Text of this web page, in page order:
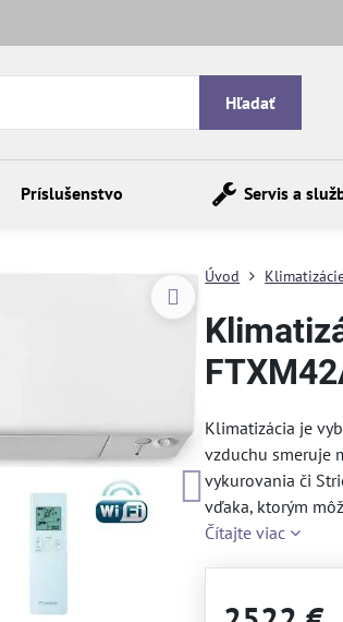
Hľadať
Príslušenstvo Servis a
Úvod
Klimatizácia je
vzduchu smeruje
vykurovania či
vďaka, ktorým
Čítajte viac